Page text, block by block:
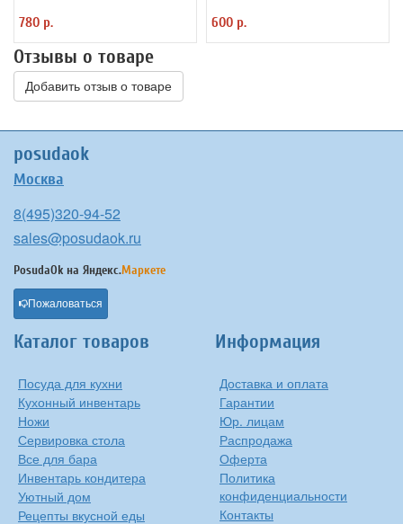
780 р. 600 р.
Отзывы о товаре
Добавить отзыв о товаре
posudaok
Москва
8(495)320-94-52
sales@posudaok.ru
PosudaOk на Яндекс.Маркете
Пожаловаться
Каталог товаров
Посуда для кухни
Кухонный инвентарь
Ножи
Сервировка стола
Все для бара
Инвентарь кондитера
Уютный дом
Рецепты вкусной еды
Информация
Доставка и оплата
Гарантии
Юр. лицам
Распродажа
Оферта
Политика
конфиденциальности
Контакты